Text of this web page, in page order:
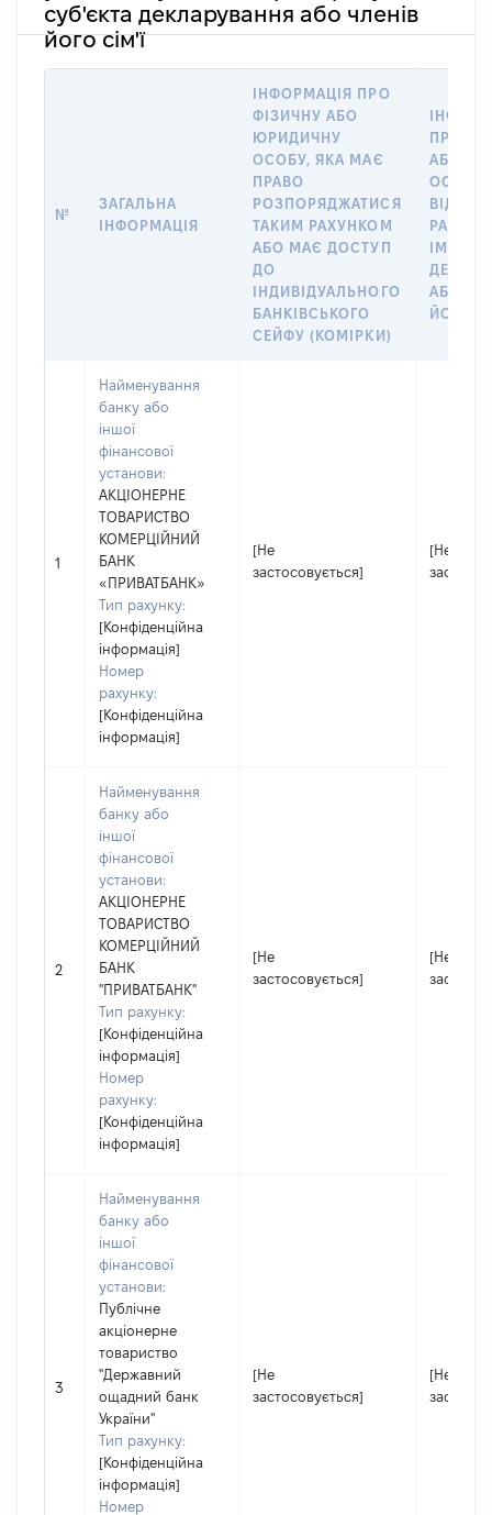
суб'єкта декларування або членів
його сім'ї
№
ЗАГАЛЬНА
ІНФОРМАЦІЯ
ІНФОРМАЦІЯ ПРО
ФІЗИЧНУ АБО
ЮРИДИЧНУ
ОСОБУ, ЯКА МАЄ
ПРАВО
РОЗПОРЯДЖАТИСЯ
ТАКИМ РАХУНКОМ
АБО МАЄ ДОСТУП
ДО
ІНДИВІДУАЛЬНОГО
БАНКІВСЬКОГО
СЕЙФУ (КОМІРКИ)
ПРО
АБО
ОСОБУ,
ІМ’Я
АБО
ЙОГО
1
Найменування
банку або
іншої
фінансової
установи:
АКЦІОНЕРНЕ
ТОВАРИСТВО
КОМЕРЦІЙНИЙ
БАНК
«ПРИВАТБАНК»
Тип рахунку:
[Конфіденційна
інформація]
Номер
рахунку:
[Конфіденційна
інформація]
[Не
застосовується]
[Не
2
Найменування
банку або
іншої
фінансової
установи:
АКЦІОНЕРНЕ
ТОВАРИСТВО
КОМЕРЦІЙНИЙ
БАНК
"ПРИВАТБАНК"
Тип рахунку:
[Конфіденційна
інформація]
Номер
рахунку:
[Конфіденційна
інформація]
[Не
застосовується]
[Не
3
Найменування
банку або
іншої
фінансової
установи:
Публічне
акціонерне
товариство
"Державний
ощадний банк
України"
Тип рахунку:
[Конфіденційна
інформація]
Номер
[Не
застосовується]
[Не